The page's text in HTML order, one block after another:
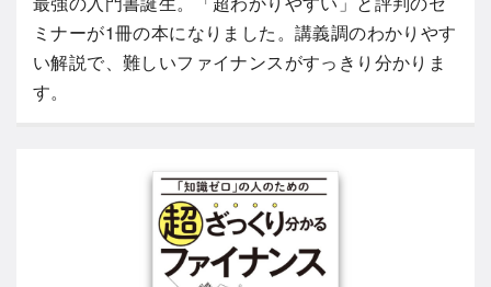
ミナーが1冊の本になりました。講義調のわかりやす
い解説で、難しいファイナンスがすっきり分かりま
す。